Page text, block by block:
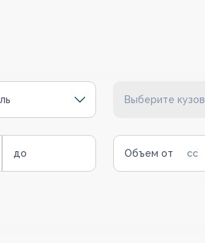
Выберите кузов
до Объем от